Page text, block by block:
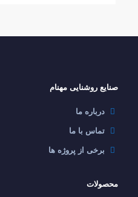
صنایع روشنایی مهنام
درباره ما
تماس با ما
برخی از پروژه ها
محصولات